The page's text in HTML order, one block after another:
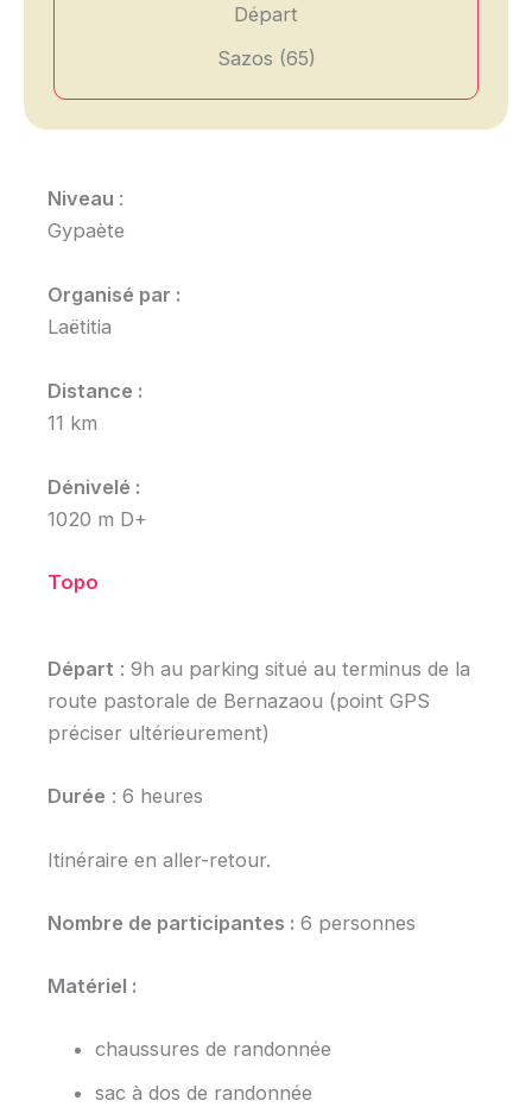
Départ
Sazos (65)
Niveau :
Gypaète
Organisé par :
Laëtitia
Distance :
11 km
Dénivelé :
1020 m D+
Topo
Départ : 9h au parking situé au terminus de la
route pastorale de Bernazaou (point GPS
préciser ultérieurement)
Durée : 6 heures
Itinéraire en aller-retour.
Nombre de participantes : 6 personnes
Matériel :
chaussures de randonnée
sac à dos de randonnée